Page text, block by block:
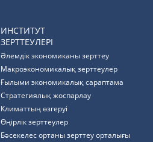
ИНСТИТУТ
ЗЕРТТЕУЛЕРІ
Әлемдік экономиканы зерттеу
Макроэкономикалық зерттеулер
Ғылыми экономикалық сараптама
Стратегиялық жоспарлау
Климаттың өзгеруі
Өңірлік зерттеулер
Бәсекелес ортаны зерттеу орталығы